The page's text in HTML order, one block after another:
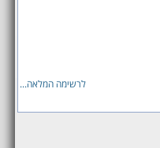
לרשימה המלאה...